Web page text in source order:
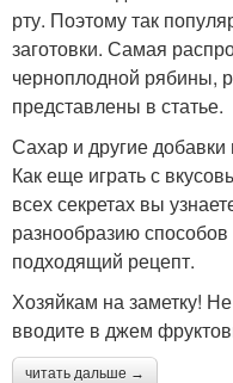
рту. Поэтому так
заготовки. Самая
черноплодной рябины,
представлены в статье.
Сахар и другие
Как еще играть с
всех секретах вы
разнообразию
подходящий рецепт.
Хозяйкам на заметку!
вводите в джем
читать дальше →